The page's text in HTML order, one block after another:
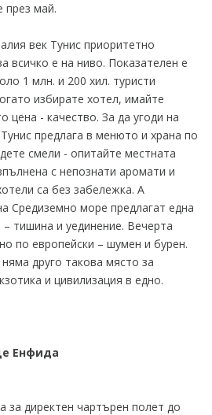
през май.
век Тунис приоритетно
всичко е на ниво. Показателен е
1 млн. и 200 хил. туристи
избирате хотел, имайте
цена - качество. За да угоди на
предлага в менюто и храна по
смели - опитайте местната
с непознати аромати и
са без забележка. А
Средиземно море предлагат една
тишина и уединение. Вечерта
по европейски – шумен и бурен.
друго такова място за
и цивилизация в едно.
Енфида
директен чартърен полет до